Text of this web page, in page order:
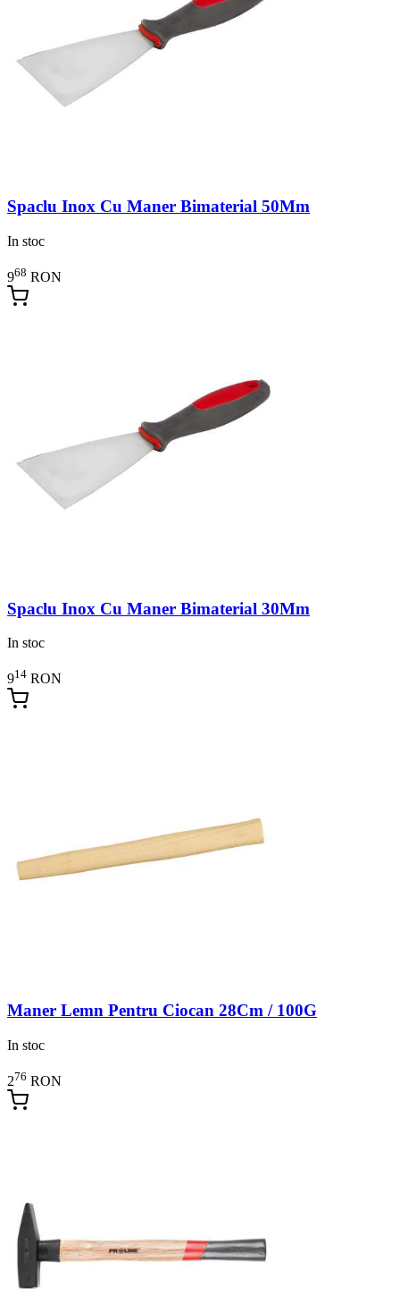
Spaclu Inox Cu Maner Bimaterial 50Mm
In stoc
968 RON
Spaclu Inox Cu Maner Bimaterial 30Mm
In stoc
914 RON
Maner Lemn Pentru Ciocan 28Cm / 100G
In stoc
276 RON